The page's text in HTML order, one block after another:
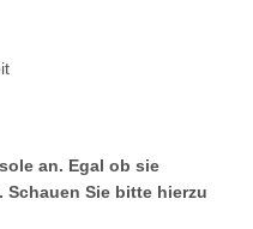
an. Egal ob sie
Sie bitte hierzu